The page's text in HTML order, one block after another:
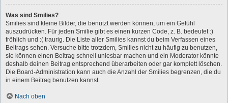
Was sind Smilies?
Smilies sind kleine Bilder, die benutzt werden können, um ein Gefühl
auszudrücken. Für jeden Smilie gibt es einen kurzen Code, z. B. bedeutet :)
fröhlich und :( traurig. Die Liste aller Smilies kannst du beim Verfassen eines
Beitrags sehen. Versuche bitte trotzdem, Smilies nicht zu häufig zu benutzen,
sie können einen Beitrag schnell unlesbar machen und ein Moderator könnte
deshalb deinen Beitrag entsprechend überarbeiten oder gar komplett löschen.
Die Board-Administration kann auch die Anzahl der Smilies begrenzen, die du
in einem Beitrag benutzen kannst.
Nach oben